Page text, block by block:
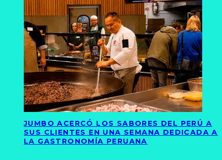
JUMBO ACERCÓ LOS SABORES DEL PERÚ A
SUS CLIENTES EN UNA SEMANA DEDICADA A
LA GASTRONOMÍA PERUANA